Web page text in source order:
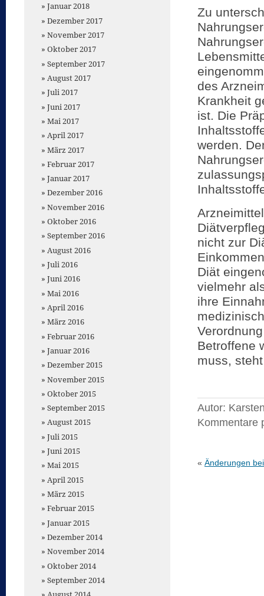
Zu
des
Krankheit
ist. Die
werden.
nicht zur
Diät
vielmehr
ihre
Betroffene
muss,
Autor:
Kommentare
« Änderungen
Januar 2018
Dezember 2017
November 2017
Oktober 2017
September 2017
August 2017
Juli 2017
Juni 2017
Mai 2017
April 2017
März 2017
Februar 2017
Januar 2017
Dezember 2016
November 2016
Oktober 2016
September 2016
August 2016
Juli 2016
Juni 2016
Mai 2016
April 2016
März 2016
Februar 2016
Januar 2016
Dezember 2015
November 2015
Oktober 2015
September 2015
August 2015
Juli 2015
Juni 2015
Mai 2015
April 2015
März 2015
Februar 2015
Januar 2015
Dezember 2014
November 2014
Oktober 2014
September 2014